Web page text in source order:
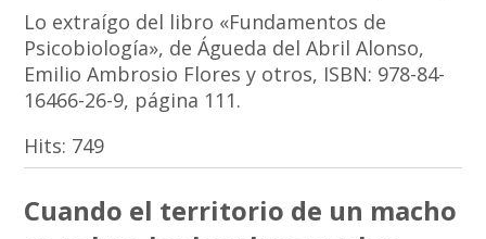
Lo extraígo del libro «Fundamentos de
Psicobiología», de Águeda del Abril Alonso,
Emilio Ambrosio Flores y otros, ISBN: 978-84-
16466-26-9, página 111.
Hits: 749
Cuando el territorio de un macho